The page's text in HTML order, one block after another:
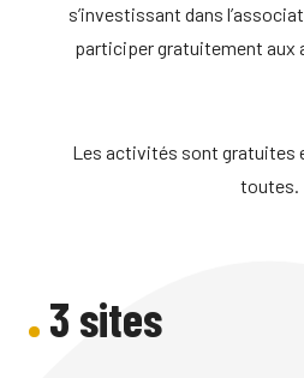
s’investissant dans
participer gratuitement aux
Les activités sont gratuites
toutes.
3 sites